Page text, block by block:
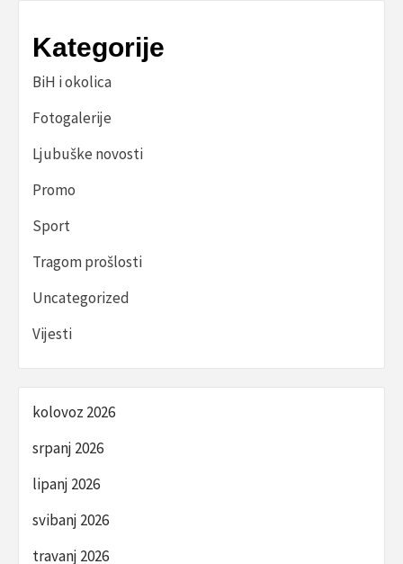
Kategorije
BiH i okolica
Fotogalerije
Ljubuške novosti
Promo
Sport
Tragom prošlosti
Uncategorized
Vijesti
kolovoz 2026
srpanj 2026
lipanj 2026
svibanj 2026
travanj 2026